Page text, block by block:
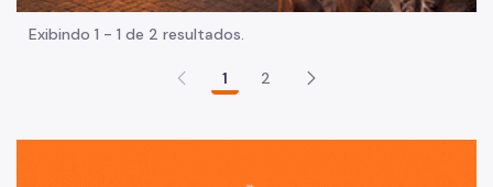
Exibindo 1 - 1 de 2 resultados.
1 2